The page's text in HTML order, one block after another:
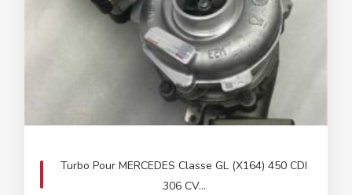
Turbo Pour MERCEDES Classe GL (X164) 450 CDI
306 CV...